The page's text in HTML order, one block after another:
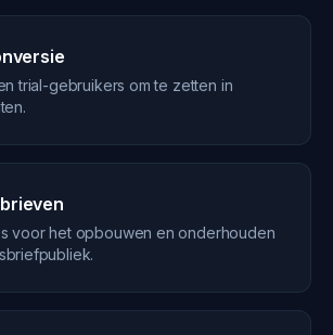
trial-gebruikers om te zetten in
voor het opbouwen en onderhouden